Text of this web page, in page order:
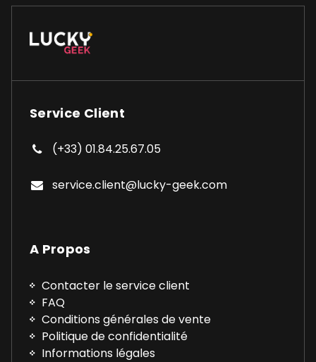
Service Client
(+33) 01.84.25.67.05
service.client@lucky-geek.com
A Propos
Contacter le service client
FAQ
Conditions générales de vente
Politique de confidentialité
Informations légales